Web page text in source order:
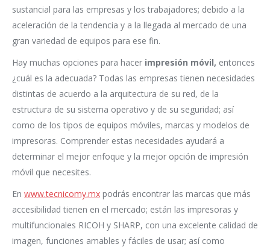
sustancial para las empresas y los trabajadores; debido a la
aceleración de la tendencia y a la llegada al mercado de una
gran variedad de equipos para ese fin.
Hay muchas opciones para hacer impresión móvil, entonces
¿cuál es la adecuada? Todas las empresas tienen necesidades
distintas de acuerdo a la arquitectura de su red, de la
estructura de su sistema operativo y de su seguridad; así
como de los tipos de equipos móviles, marcas y modelos de
impresoras. Comprender estas necesidades ayudará a
determinar el mejor enfoque y la mejor opción de impresión
móvil que necesites.
En www.tecnicomy.mx podrás encontrar las marcas que más
accesibilidad tienen en el mercado; están las impresoras y
multifuncionales RICOH y SHARP, con una excelente calidad de
imagen, funciones amables y fáciles de usar; así como